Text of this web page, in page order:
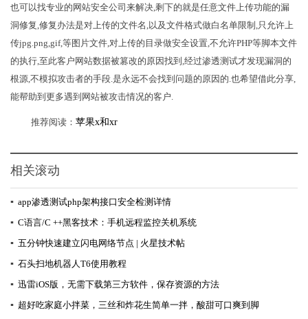
也可以找专业的网站安全公司来解决,剩下的就是任意文件上传功能的漏
洞修复,修复办法是对上传的文件名,以及文件格式做白名单限制,只允许上
传jpg.png,gif,等图片文件,对上传的目录做安全设置,不允许PHP等脚本文件
的执行,至此客户网站数据被篡改的原因找到,经过渗透测试才发现漏洞的
根源,不模拟攻击者的手段.是永远不会找到问题的原因的.也希望借此分享,
能帮助到更多遇到网站被攻击情况的客户.
推荐阅读： 苹果x和xr
相关滚动
▪ app渗透测试php架构接口安全检测详情
▪ C语言/C ++黑客技术：手机远程监控关机系统
▪ 五分钟快速建立闪电网络节点 | 火星技术帖
▪ 石头扫地机器人T6使用教程
▪ 迅雷iOS版，无需下载第三方软件，保存资源的方法
▪ 超好吃家庭小拌菜，三丝和炸花生简单一拌，酸甜可口爽到脚